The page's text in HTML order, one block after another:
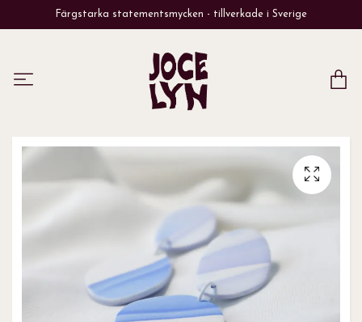
Färgstarka statementsmycken - tillverkade i Sverige